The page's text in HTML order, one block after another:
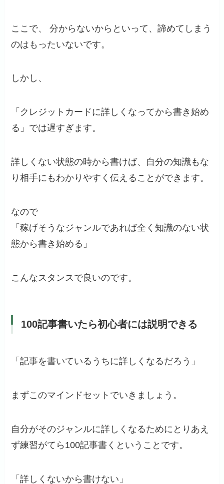
ここで、 分からないからといって、諦めてしまう
のはもったいないです。
しかし、
「クレジットカードに詳しくなってから書き始め
る」では遅すぎます。
詳しくない状態の時から書けば、自分の知識もな
り相手にもわかりやすく伝えることができます。
なので
「稼げそうなジャンルであれば全く知識のない状
態から書き始める」
こんなスタンスで良いのです。
100記事書いたら初心者には説明できる
「記事を書いているうちに詳しくなるだろう」
まずこのマインドセットでいきましょう。
自分がそのジャンルに詳しくなるためにとりあえ
ず練習がてら100記事書くということです。
「詳しくないから書けない」